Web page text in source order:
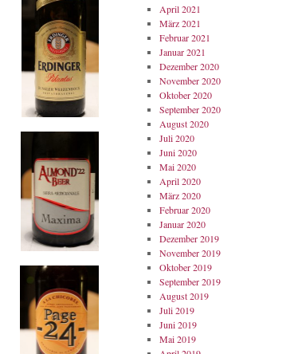
April 2021
März 2021
Februar 2021
Januar 2021
Dezember 2020
November 2020
Oktober 2020
September 2020
August 2020
Juli 2020
Juni 2020
Mai 2020
April 2020
März 2020
Februar 2020
Januar 2020
Dezember 2019
November 2019
Oktober 2019
September 2019
August 2019
Juli 2019
Juni 2019
Mai 2019